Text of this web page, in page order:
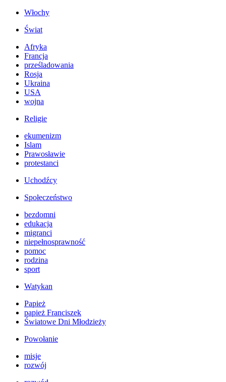
Włochy
Świat
Afryka
Francja
prześladowania
Rosja
Ukraina
USA
wojna
Religie
ekumenizm
Islam
Prawosławie
protestanci
Uchodźcy
Społeczeństwo
bezdomni
edukacja
migranci
niepełnosprawność
pomoc
rodzina
sport
Watykan
Papież
papież Franciszek
Światowe Dni Młodzieży
Powołanie
misje
rozwój